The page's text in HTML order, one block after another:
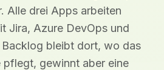
Alle drei Apps arbeiten
Jira, Azure DevOps und
bleibt dort, wo das
pflegt, gewinnt aber eine